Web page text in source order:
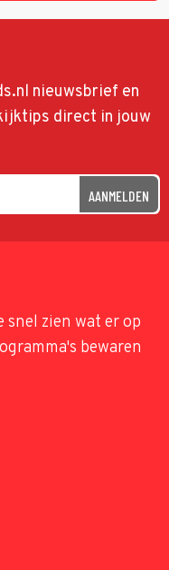
nieuwsbrief en
direct in jouw
AANMELDEN
snel zien wat er op
bewaren